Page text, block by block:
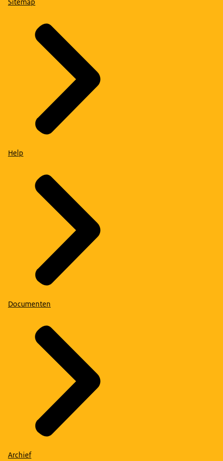
Help
Documenten
Archief